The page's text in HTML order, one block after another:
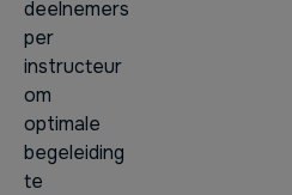
deelnemers
per
instructeur
om
optimale
begeleiding
te